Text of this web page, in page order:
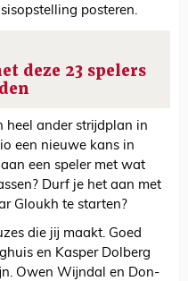
posteren.
deze 23 spelers
heel ander strijdplan in
een nieuwe kans in
een speler met wat
Durf je het aan met
Gloukh te starten?
die jij maakt. Goed
en Kasper Dolberg
Owen Wijndal en Don-